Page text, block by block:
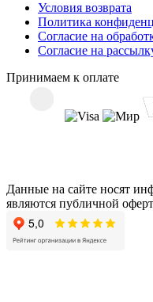
Условия возврата
Политика
Согласие на
Согласие на
Принимаем к оплате
Данные на сайте носят
являются публичной